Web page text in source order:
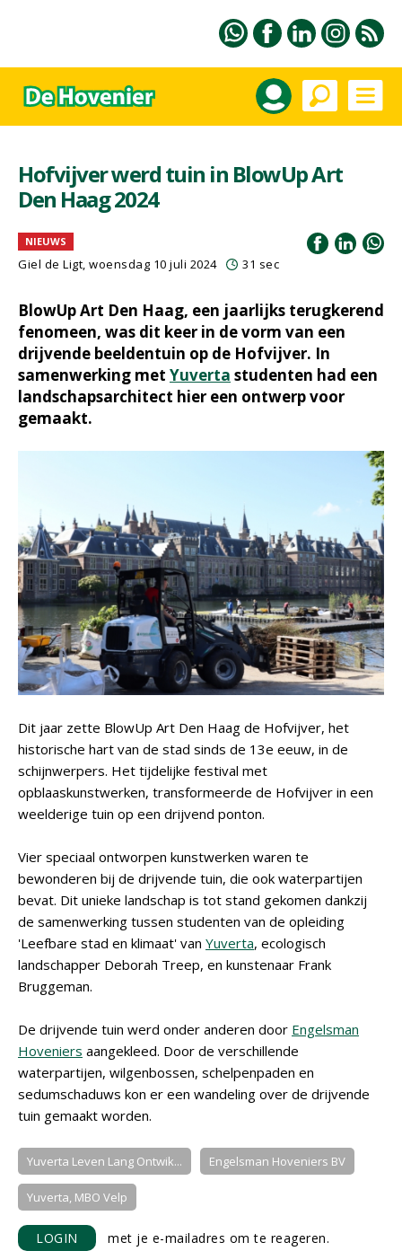
Hofvijver werd tuin in BlowUp Art
Den Haag 2024
NIEUWS
Giel de Ligt, woensdag 10 juli 2024 31 sec
BlowUp Art Den Haag, een jaarlijks terugkerend
fenomeen, was dit keer in de vorm van een
drijvende beeldentuin op de Hofvijver. In
samenwerking met Yuverta studenten had een
landschapsarchitect hier een ontwerp voor
gemaakt.
Dit jaar zette BlowUp Art Den Haag de Hofvijver, het
historische hart van de stad sinds de 13e eeuw, in de
schijnwerpers. Het tijdelijke festival met
opblaaskunstwerken, transformeerde de Hofvijver in een
weelderige tuin op een drijvend ponton.
Vier speciaal ontworpen kunstwerken waren te
bewonderen bij de drijvende tuin, die ook waterpartijen
bevat. Dit unieke landschap is tot stand gekomen dankzij
de samenwerking tussen studenten van de opleiding
'Leefbare stad en klimaat' van Yuverta, ecologisch
landschapper Deborah Treep, en kunstenaar Frank
Bruggeman.
De drijvende tuin werd onder anderen door Engelsman
Hoveniers aangekleed. Door de verschillende
waterpartijen, wilgenbossen, schelpenpaden en
sedumschaduws kon er een wandeling over de drijvende
tuin gemaakt worden.
Yuverta Leven Lang Ontwik... Engelsman Hoveniers BV
Yuverta, MBO Velp
LOGIN met je e-mailadres om te reageren.